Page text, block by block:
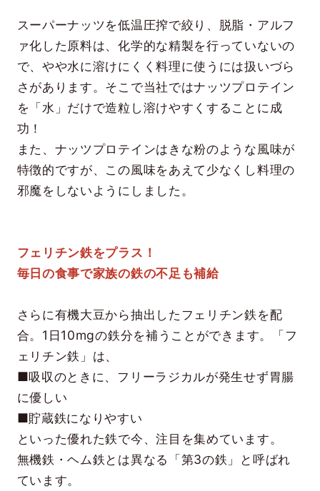
スーパーナッツを低温圧搾で絞り、脱脂・アルフ
ァ化した原料は、化学的な精製を行っていないの
で、やや水に溶けにくく料理に使うには扱いづら
さがあります。そこで当社ではナッツプロテイン
を「水」だけで造粒し溶けやすくすることに成
功！
また、ナッツプロテインはきな粉のような風味が
特徴的ですが、この風味をあえて少なくし料理の
邪魔をしないようにしました。
フェリチン鉄をプラス！
毎日の食事で家族の鉄の不足も補給
さらに有機大豆から抽出したフェリチン鉄を配
合。1日10mgの鉄分を補うことができます。「フ
ェリチン鉄」は、
■吸収のときに、フリーラジカルが発生せず胃腸
に優しい
■貯蔵鉄になりやすい
といった優れた鉄で今、注目を集めています。
無機鉄・ヘム鉄とは異なる「第3の鉄」と呼ばれ
ています。